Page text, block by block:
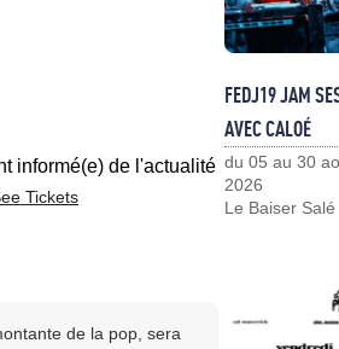
informé(e) de l'actualité
Tickets
de la pop, sera
FEDJ19 JAM
AVEC CALOÉ
du 05 au 30
2026
Le Baiser Salé